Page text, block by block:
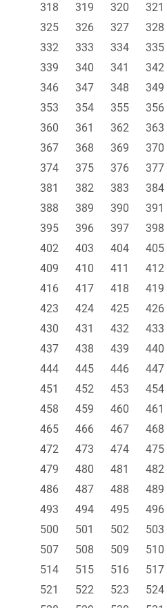
318
319 320 321
325
326 327 328
332
333 334 335
339
340 341 342
346
347 348 349
353
354 355 356
360
361 362 363
367
368 369 370
374
375 376 377
381
382 383 384
388
389 390 391
395
396 397 398
402
403 404 405
409
410 411 412
416
417 418 419
423
424 425 426
430
431 432 433
437
438 439 440
444
445 446 447
451
452 453 454
458
459 460 461
465
466 467 468
472
473 474 475
479
480 481 482
486
487 488 489
493
494 495 496
500
501 502 503
507
508 509 510
514
515 516 517
521
522 523 524